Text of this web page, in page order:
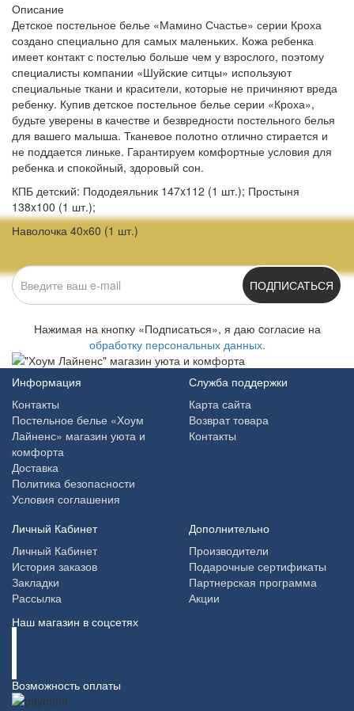
Описание
Детское постельное белье «Мамино Счастье» серии Кроха
создано специально для самых маленьких. Кожа ребенка
имеет контакт с постелью больше чем у взрослого, поэтому
специалисты компании «Шуйские ситцы» используют
специальные ткани и красители, которые не причиняют вреда
ребенку. Купив детское постельное белье серии «Кроха»,
будьте уверены в качестве и безвредности постельного белья
для вашего малыша. Тканевое полотно отлично стирается и
не поддается линьке. Гарантируем комфортные условия для
ребенка и спокойный, здоровый сон.
КПБ детский: Пододеяльник 147x112 (1 шт.); Простыня
138x100 (1 шт.);
Наволочка 40х60 (1 шт.)
ПОДПИСАТЬСЯ
Нажимая на кнопку «Подписаться», я даю cогласие на
обработку персональных данных.
Информация
Контакты
Постельное белье «Хоум
Лайненс» магазин уюта и
комфорта
Доставка
Политика безопасности
Условия соглашения
Служба поддержки
Карта сайта
Возврат товара
Контакты
Личный Кабинет
Личный Кабинет
История заказов
Закладки
Рассылка
Дополнительно
Производители
Подарочные сертификаты
Партнерская программа
Акции
Наш магазин в соцсетях
Возможность оплаты